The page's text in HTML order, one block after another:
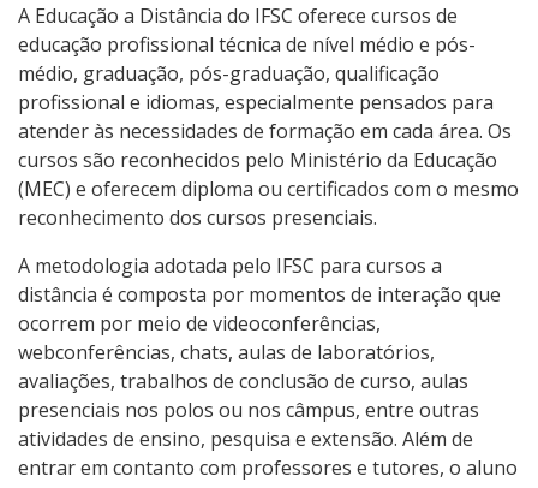
Todos os cursos
Processo de Inscrição
Resultados Vagas Remanescentes
Como posso estudar no IFSC?
Calendário de inscrições
A Educação a Distância do IFSC oferece cursos de
educação profissional técnica de nível médio e pós-
médio, graduação, pós-graduação, qualificação
profissional e idiomas, especialmente pensados para
atender às necessidades de formação em cada área. Os
cursos são reconhecidos pelo Ministério da Educação
(MEC) e oferecem diploma ou certificados com o mesmo
reconhecimento dos cursos presenciais.
A metodologia adotada pelo IFSC para cursos a
distância é composta por momentos de interação que
ocorrem por meio de videoconferências,
webconferências, chats, aulas de laboratórios,
avaliações, trabalhos de conclusão de curso, aulas
presenciais nos polos ou nos câmpus, entre outras
atividades de ensino, pesquisa e extensão. Além de
entrar em contanto com professores e tutores, o aluno